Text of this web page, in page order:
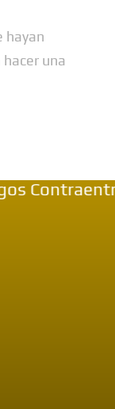
hayan
una